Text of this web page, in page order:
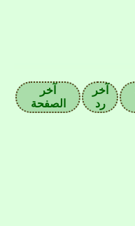
آخر
رد
آخر
الصفحة